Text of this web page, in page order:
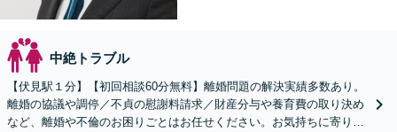
中絶トラブル
【伏見駅１分】【初回相談60分無料】離婚問題の解決実績多数あり。
離婚の協議や調停／不貞の慰謝料請求／財産分与や養育費の取り決め
など、離婚や不倫のお困りごとはお任せください。お気持ちに寄り添